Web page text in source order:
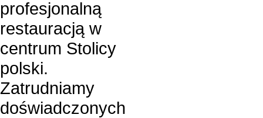
profesjonalną
restauracją w
centrum Stolicy
polski.
Zatrudniamy
doświadczonych